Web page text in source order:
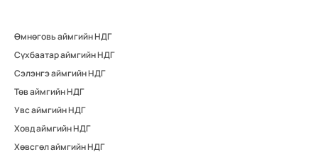
Өмнөговь аймгийн НДГ
Сүхбаатар аймгийн НДГ
Сэлэнгэ аймгийн НДГ
Төв аймгийн НДГ
Увс аймгийн НДГ
Ховд аймгийн НДГ
Хөвсгөл аймгийн НДГ